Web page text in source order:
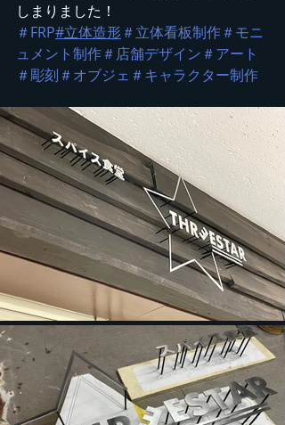
しまりました！
＃FRP#立体造形＃立体看板制作＃モニ
ュメント制作＃店舗デザイン＃アート
＃彫刻＃オブジェ ＃キャラクター制作